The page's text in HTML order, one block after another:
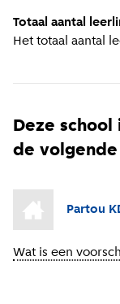
Totaal aantal
Het totaal aantal
Deze
de
Partou
Wat is een